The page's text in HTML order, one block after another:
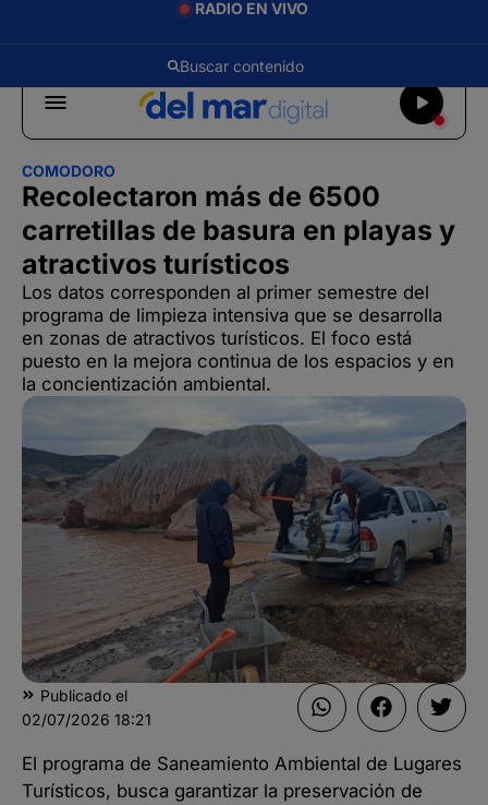
RADIO EN VIVO
COMODORO
Recolectaron más de 6500
carretillas de basura en playas y
atractivos turísticos
Los datos corresponden al primer semestre del
programa de limpieza intensiva que se desarrolla
en zonas de atractivos turísticos. El foco está
puesto en la mejora continua de los espacios y en
la concientización ambiental.
Publicado el
02/07/2026 18:21
El programa de Saneamiento Ambiental de Lugares
Turísticos, busca garantizar la preservación de